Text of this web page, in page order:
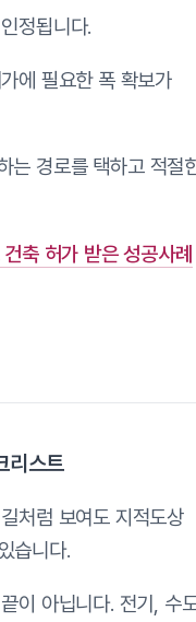
정됩니다.
에 필요한 폭 확보가
는 경로를 택하고 적절
축 허가 받은 성공사례
리스트
처럼 보여도 지적도상
습니다.
이 아닙니다. 전기, 수